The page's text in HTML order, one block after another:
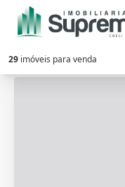
29 imóveis para venda